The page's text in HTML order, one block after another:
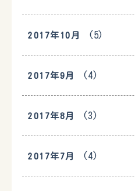
2017年10月 (5)
2017年9月 (4)
2017年8月 (3)
2017年7月 (4)